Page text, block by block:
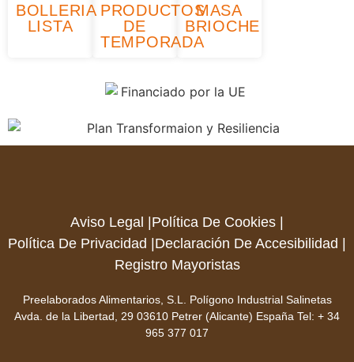
BOLLERIA
LISTA
PRODUCTOS
DE
TEMPORADA
MASA
BRIOCHE
Aviso Legal |Política De Cookies |
Política De Privacidad |Declaración De Accesibilidad |
Registro Mayoristas
Preelaborados Alimentarios, S.L. Polígono Industrial Salinetas
Avda. de la Libertad, 29 03610 Petrer (Alicante) España Tel: + 34
965 377 017